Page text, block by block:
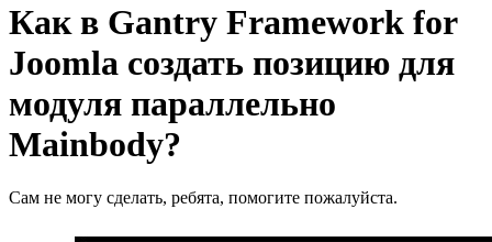
Как в Gantry Framework for
Joomla создать позицию для
модуля параллельно
Mainbody?
Сам не могу сделать, ребята, помогите пожалуйста.